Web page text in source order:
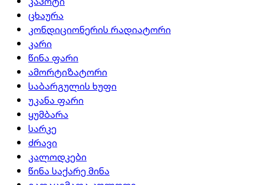
ცხაურა
კონდიციონერის რადიატორი
კარი
წინა ფარი
ამორტიზატორი
საბარგულის ხუფი
უკანა ფარი
ყუმბარა
სარკე
ძრავი
კალოდკები
წინა საქარე მინა